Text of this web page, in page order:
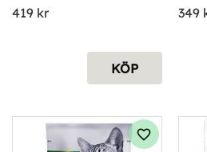
419kr
KÖP
349
till i favoriter Lägg till i